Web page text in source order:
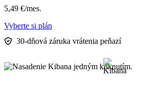
5,49 €/mes.
Vyberte si plán
30-dňová záruka vrátenia peňazí